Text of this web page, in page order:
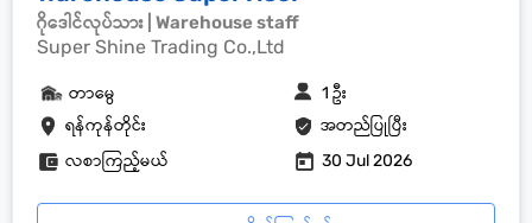
ဂိုဒေါင်လုပ်သား | Warehouse staff
Super Shine Trading Co.,Ltd
ရန်ကုန်တိုင်း အတည်ပြုပြီး
တာမွေ 1 ဦး
လစာကြည့်မယ် 30 Jul 2026